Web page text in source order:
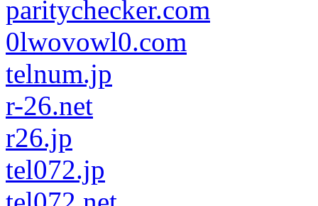
paritychecker.com
0lwovowl0.com
telnum.jp
r-26.net
r26.jp
tel072.jp